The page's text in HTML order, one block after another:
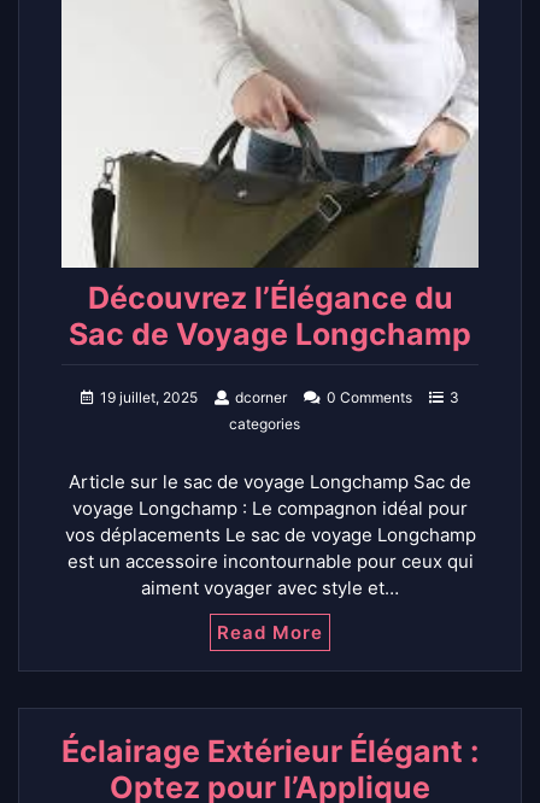
Découvrez l’Élégance du
Sac de Voyage Longchamp
19 juillet, 2025 dcorner 0 Comments
3
categories
Article sur le sac de voyage Longchamp Sac de
voyage Longchamp : Le compagnon idéal pour
vos déplacements Le sac de voyage Longchamp
est un accessoire incontournable pour ceux qui
aiment voyager avec style et…
Read More
Éclairage Extérieur Élégant :
Optez pour l’Applique